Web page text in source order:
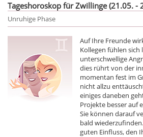
Tageshoroskop für Zwillinge (21.05. -
Unruhige Phase
Auf Ihre Freunde
Kollegen fühlen
unterschwellige
dies rührt von der
momentan fest im
nicht allzu
einiges daneben
Projekte besser auf
Sie können darauf
bald
guten Einfluss, den